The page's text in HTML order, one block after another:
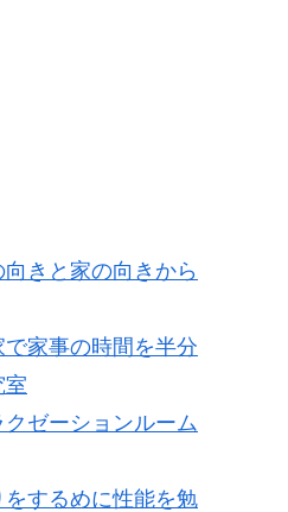
きと家の向きから
家事の時間を半分
室
ゼーションルーム
するめに性能を勉